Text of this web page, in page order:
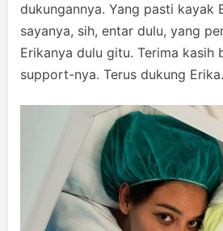
dukungannya. Yang pasti kayak
sayanya, sih, entar dulu, yang
Erikanya dulu gitu. Terima kasih
support-nya. Terus dukung